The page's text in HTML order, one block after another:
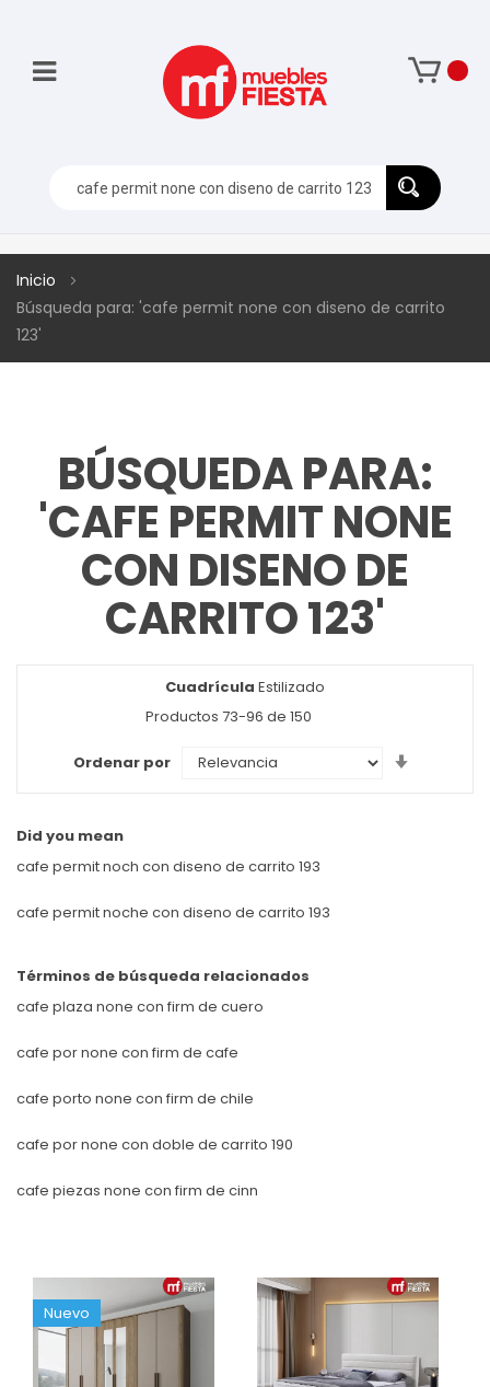
Inicio
Búsqueda para: 'cafe permit none con diseno de carrito
123'
BÚSQUEDA PARA:
'CAFE PERMIT NONE
CON DISENO DE
CARRITO 123'
Ver
como
Cuadrícula Estilizado
Productos 73-96 de 150
Ordenar por
Did you mean
cafe permit noch con diseno de carrito 193
cafe permit noche con diseno de carrito 193
Términos de búsqueda relacionados
cafe plaza none con firm de cuero
cafe por none con firm de cafe
cafe porto none con firm de chile
cafe por none con doble de carrito 190
cafe piezas none con firm de cinn
Nuevo